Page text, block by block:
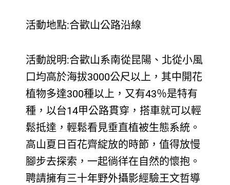
活動地點:合歡山公路沿線
活動說明:合歡山系南從昆陽、北從小風
口均高於海拔3000公尺以上，其中開花
植物多達300種以上，又有43％是特有
種，以台14甲公路貫穿，搭車就可以輕
鬆抵達，輕鬆看見垂直植被生態系統。
高山夏日百花齊綻放的時節，值得放慢
腳步去探索，一起徜徉在自然的懷抱。
聘請擁有三十年野外攝影經驗王文哲導